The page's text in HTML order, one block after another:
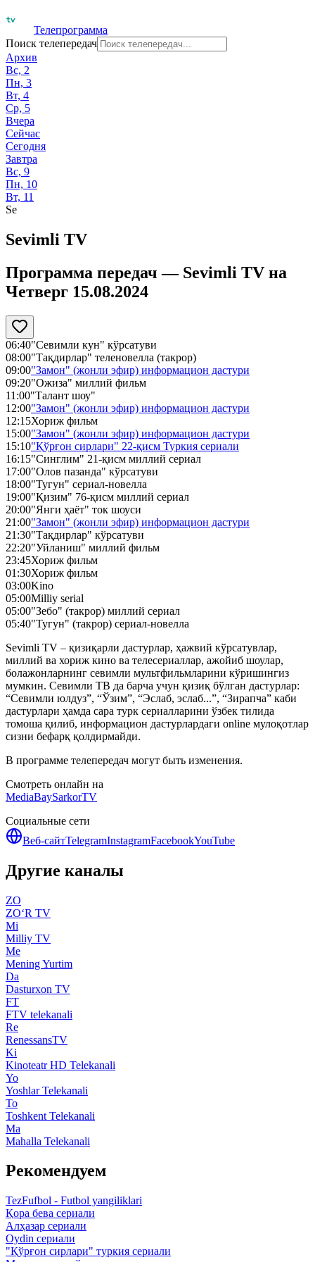
Телепрограмма
Поиск телепередач
Архив
Вс, 2
Пн, 3
Вт, 4
Ср, 5
Вчера
Сейчас
Сегодня
Завтра
Вс, 9
Пн, 10
Вт, 11
Se
Sevimli TV
Программа передач — Sevimli TV на
Четверг 15.08.2024
06:40"Севимли кун" кўрсатуви
08:00"Тақдирлар" теленовелла (такрор)
09:00"Замон" (жонли эфир) информацион дастури
09:20"Ожиза" миллий фильм
11:00"Талант шоу"
12:00"Замон" (жонли эфир) информацион дастури
12:15Хориж фильм
15:00"Замон" (жонли эфир) информацион дастури
15:10"Қўрғон сирлари" 22-қисм Туркия сериали
16:15"Синглим" 21-қисм миллий сериал
17:00"Олов пазанда" кўрсатуви
18:00"Тугун" сериал-новелла
19:00"Қизим" 76-қисм миллий сериал
20:00"Янги ҳаёт" ток шоуси
21:00"Замон" (жонли эфир) информацион дастури
21:30"Тақдирлар" кўрсатуви
22:20"Уйланиш" миллий фильм
23:45Хориж фильм
01:30Хориж фильм
03:00Kino
05:00Milliy serial
05:00"Зебо" (такрор) миллий сериал
05:40"Тугун" (такрор) сериал-новелла
Sevimli TV – қизиқарли дастурлар, ҳажвий кўрсатувлар,
миллий ва хориж кино ва телесериаллар, ажойиб шоулар,
болажонларнинг севимли мультфильмларини кўришингиз
мумкин. Севимли ТВ да барча учун қизиқ бўлган дастурлар:
“Севимли юлдуз”, “Ўзим”, “Эслаб, эслаб...”, “Зирапча” каби
дастурлари ҳамда сара турк сериалларини ўзбек тилида
томоша қилиб, информацион дастурлардаги online мулоқотлар
сизни бефарқ қолдирмайди.
В программе телепередач могут быть изменения.
Смотреть онлайн на
MediaBaySarkorTV
Социальные сети
Веб-сайтTelegramInstagramFacebookYouTube
Другие каналы
ZO
ZO‘R TV
Mi
Milliy TV
Me
Mening Yurtim
Da
Dasturxon TV
FT
FTV telekanali
Re
RenessansTV
Ki
Kinoteatr HD Telekanali
Yo
Yoshlar Telekanali
To
Toshkent Telekanali
Ma
Mahalla Telekanali
Рекомендуем
TezFufbol - Futbol yangiliklari
Қора бева сериали
Алҳазар сериали
Oydin сериали
"Қўрғон сирлари" туркия сериали